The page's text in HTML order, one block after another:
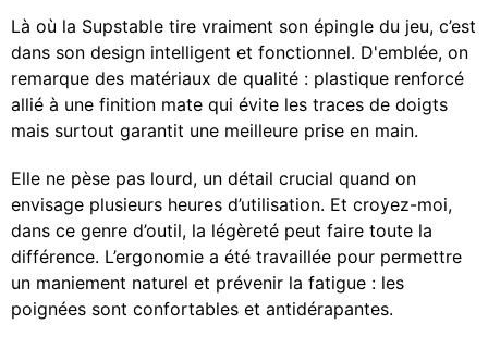
Là où la Supstable tire vraiment son épingle du jeu, c’est
dans son design intelligent et fonctionnel. D'emblée, on
remarque des matériaux de qualité : plastique renforcé
allié à une finition mate qui évite les traces de doigts
mais surtout garantit une meilleure prise en main.
Elle ne pèse pas lourd, un détail crucial quand on
envisage plusieurs heures d’utilisation. Et croyez-moi,
dans ce genre d’outil, la légèreté peut faire toute la
différence. L’ergonomie a été travaillée pour permettre
un maniement naturel et prévenir la fatigue : les
poignées sont confortables et antidérapantes.